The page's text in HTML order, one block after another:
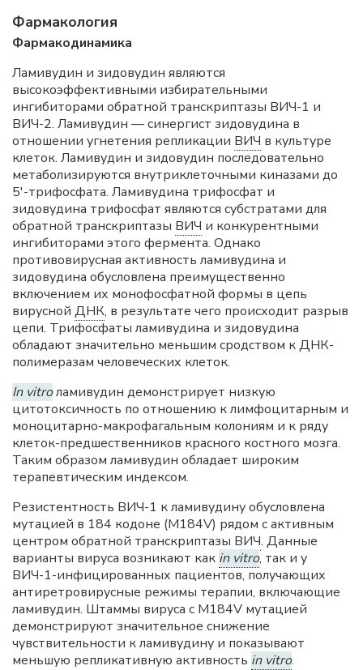
Фармакология
Фармакодинамика
Ламивудин и зидовудин являются
высокоэффективными избирательными
ингибиторами обратной транскриптазы ВИЧ-1 и
ВИЧ-2. Ламивудин — синергист зидовудина в
отношении угнетения репликации ВИЧ в культуре
клеток. Ламивудин и зидовудин последовательно
метаболизируются внутриклеточными киназами до
5'-трифосфата. Ламивудина трифосфат и
зидовудина трифосфат являются субстратами для
обратной транскриптазы ВИЧ и конкурентными
ингибиторами этого фермента. Однако
противовирусная активность ламивудина и
зидовудина обусловлена преимущественно
включением их монофосфатной формы в цепь
вирусной ДНК, в результате чего происходит разрыв
цепи. Трифосфаты ламивудина и зидовудина
обладают значительно меньшим сродством к ДНК-
полимеразам человеческих клеток.
In vitroламивудин демонстрирует низкую
цитотоксичность по отношению к лимфоцитарным и
моноцитарно-макрофагальным колониям и к ряду
клеток-предшественников красного костного мозга.
Таким образом ламивудин обладает широким
терапевтическим индексом.
Резистентность ВИЧ-1 к ламивудину обусловлена
мутацией в 184 кодоне (M184V) рядом с активным
центром обратной транскриптазы ВИЧ. Данные
варианты вируса возникают как in vitro, так и у
ВИЧ-1-инфицированных пациентов, получающих
антиретровирусные режимы терапии, включающие
ламивудин. Штаммы вируса с M184V мутацией
демонстрируют значительное снижение
чувствительности к ламивудину и показывают
меньшую репликативную активность in vitro.